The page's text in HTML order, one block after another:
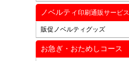
ノベルティ 印刷通販サービス
販促ノベルティグッズ
お急ぎ・おためしコース